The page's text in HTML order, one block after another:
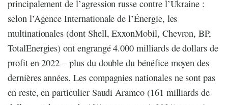
principalement de l’agression russe contre l’Ukraine :
selon l’Agence Internationale de l’Énergie, les
multinationales (dont Shell, ExxonMobil, Chevron, BP,
TotalEnergies) ont engrangé 4.000 milliards de dollars de
profit en 2022 – plus du double du bénéfice moyen des
dernières années. Les compagnies nationales ne sont pas
en reste, en particulier Saudi Aramco (161 milliards de